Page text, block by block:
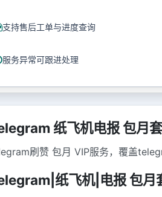
支持售后工单与进度查询
服务异常可跟进处理
纸飞机电报 包月
刷赞 包月 VIP服务，覆盖
纸飞机|电报 包月